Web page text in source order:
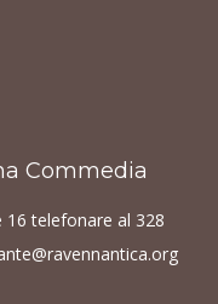
Commedia
16 telefonare al 328